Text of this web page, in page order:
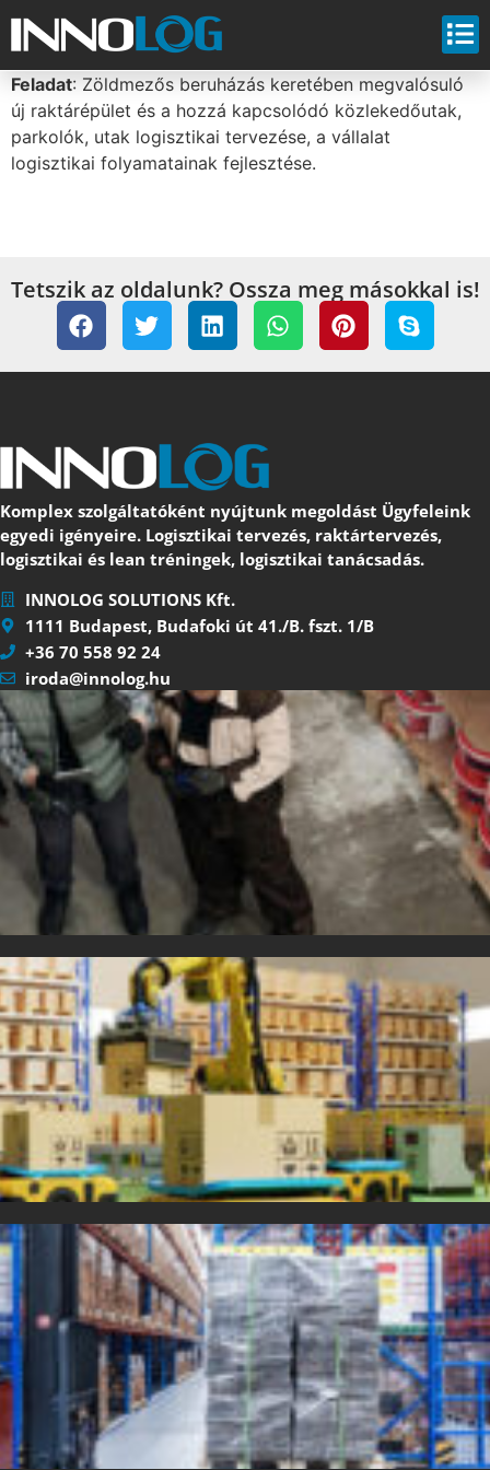
Feladat: Zöldmezős beruházás keretében megvalósuló
új raktárépület és a hozzá kapcsolódó közlekedőutak,
parkolók, utak logisztikai tervezése, a vállalat
logisztikai folyamatainak fejlesztése.
Tetszik az oldalunk? Ossza meg másokkal is!
Komplex szolgáltatóként nyújtunk megoldást Ügyfeleink
egyedi igényeire. Logisztikai tervezés, raktártervezés,
logisztikai és lean tréningek, logisztikai tanácsadás.
INNOLOG SOLUTIONS Kft.
1111 Budapest, Budafoki út 41./B. fszt. 1/B
+36 70 558 92 24
iroda@innolog.hu